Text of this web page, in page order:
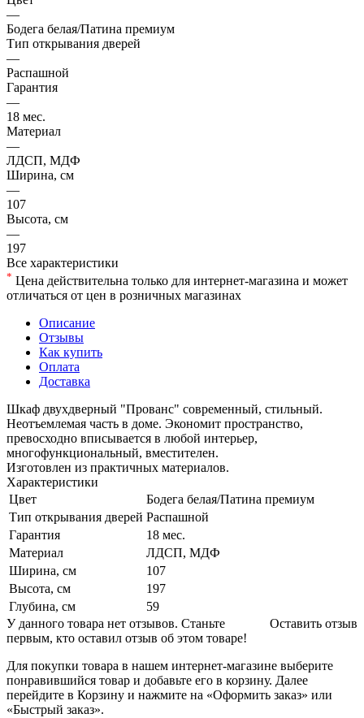
—
Бодега белая/Патина премиум
Тип открывания дверей
—
Распашной
Гарантия
—
18 мес.
Материал
—
ЛДСП, МДФ
Ширина, см
—
107
Высота, см
—
197
Все характеристики
* Цена действительна только для интернет-магазина и может
отличаться от цен в розничных магазинах
Описание
Отзывы
Как купить
Оплата
Доставка
Шкаф двухдверный "Прованс" современный, стильный.
Неотъемлемая часть в доме. Экономит пространство,
превосходно вписывается в любой интерьер,
многофункциональный, вместителен.
Изготовлен из практичных материалов.
Характеристики
Цвет
Бодега белая/Патина премиум
Тип открывания дверей Распашной
Гарантия
18 мес.
Материал
ЛДСП, МДФ
Ширина, см
107
Высота, см
197
Глубина, см
59
Оставить отзыв
У данного товара нет отзывов. Станьте
первым, кто оставил отзыв об этом товаре!
Для покупки товара в нашем интернет-магазине выберите
понравившийся товар и добавьте его в корзину. Далее
перейдите в Корзину и нажмите на «Оформить заказ» или
«Быстрый заказ».